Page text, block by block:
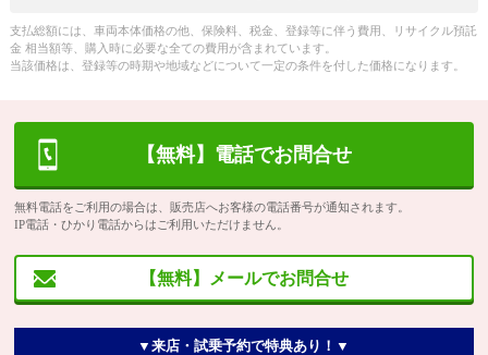
支払総額には、車両本体価格の他、保険料、税金、登録等に伴う費用、リサイクル預託
金 相当額等、購入時に必要な全ての費用が含まれています。
当該価格は、登録等の時期や地域などについて一定の条件を付した価格になります。
【無料】電話でお問合せ
無料電話をご利用の場合は、販売店へお客様の電話番号が通知されます。
IP電話・ひかり電話からはご利用いただけません。
【無料】メールでお問合せ
▼来店・試乗予約で特典あり！▼